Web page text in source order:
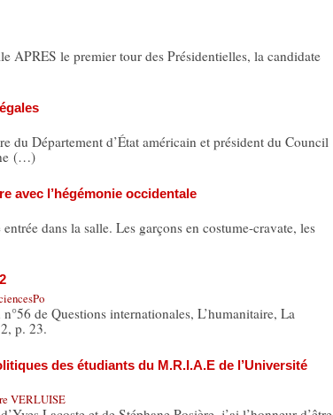
APRES le premier tour des Présidentielles, la candidate
du Département d’État américain et président du Council
(…)
avec l’hégémonie occidentale
dans la salle. Les garçons en costume-cravate, les
de Questions internationales, L’humanitaire, La
p. 23.
des étudiants du M.R.I.A.E de l’Université
VERLUISE